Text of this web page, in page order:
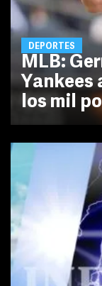
DEPORTES
MLB:
Yankees
los mil